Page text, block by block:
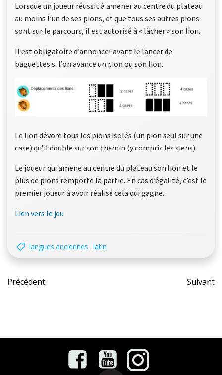
Lorsque un joueur réussit à amener au centre du plateau
au moins l’un de ses pions, et que tous ses autres pions
sont sur le parcours, il est autorisé à « lâcher » son lion.
Il est obligatoire d’annoncer avant le lancer de
baguettes si l’on avance un pion ou son lion.
Le lion dévore tous les pions isolés (un pion seul sur une
case) qu’il double sur son chemin (y compris les siens)
Le joueur qui amène au centre du plateau son lion et le
plus de pions remporte la partie. En cas d’égalité, c’est le
premier joueur à avoir réalisé cela qui gagne.
Lien vers le jeu
langues anciennes latin
Post
Précédent Suivant